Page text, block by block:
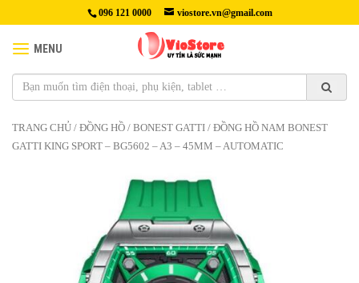
096 121 0000 viostore.vn@gmail.com
MENU
TRANG CHỦ / ĐỒNG HỒ / BONEST GATTI / ĐỒNG HỒ NAM BONEST
GATTI KING SPORT – BG5602 – A3 – 45MM – AUTOMATIC